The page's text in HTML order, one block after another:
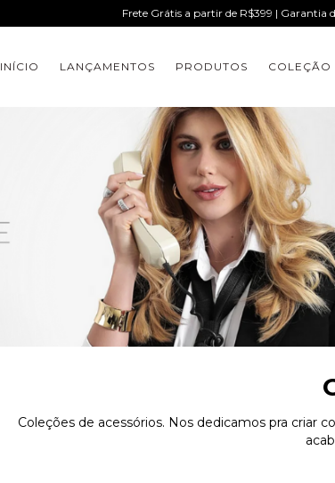
Frete Grátis a partir de R$399 | Garantia
INÍCIO LANÇAMENTOS PRODUTOS COLEÇÃO
Coleções de acessórios. Nos dedicamos pra criar